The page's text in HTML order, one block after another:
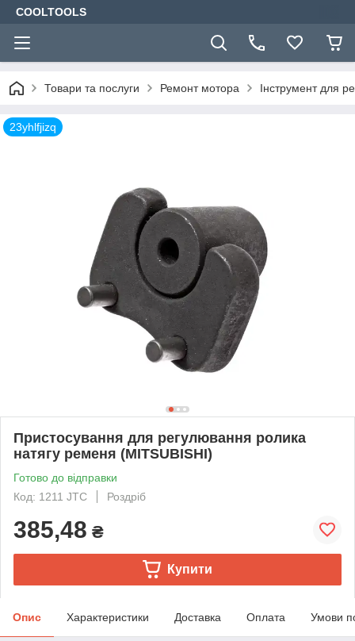
COOLTOOLS
Товари та послуги Ремонт мотора Інструмент для
23yhlfjizq
Пристосування для регулювання ролика
натягу ременя (MITSUBISHI)
Готово до відправки
Код: 1211 JTC
Роздріб
385,48 ₴
Купити
Опис Характеристики Доставка Оплата Умови